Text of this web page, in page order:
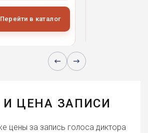
Перейти в каталог
ЦЕНА ЗАПИСИ
цены за запись голоса диктора